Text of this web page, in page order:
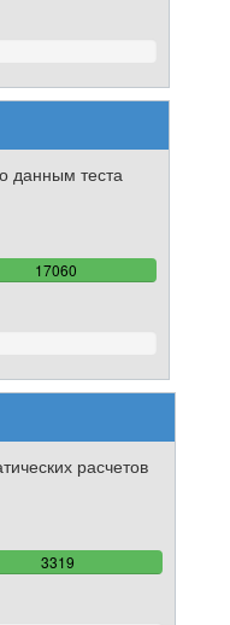
данным теста
17060
100%
расчетов
3319
100%